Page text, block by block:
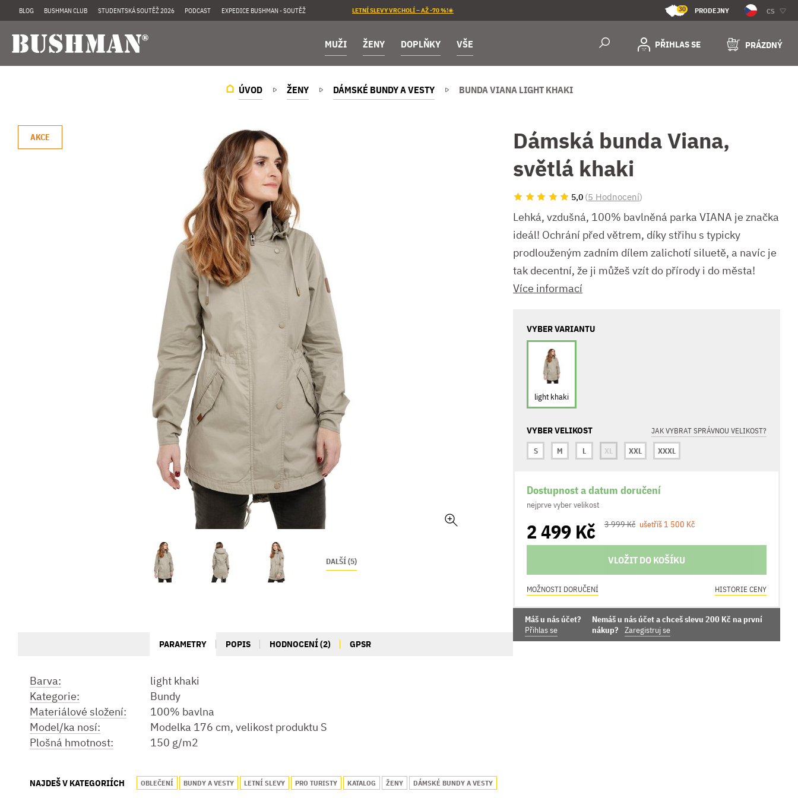
BLOG BUSHMAN CLUB STUDENTSKÁ SOUTĚŽ 2026 PODCAST EXPEDICE BUSHMAN - SOUTĚŽ LETNÍ SLEVY VRCHOLÍ – AŽ -70 %!☀️ 30 PRODEJNY CS
MUŽI ŽENY DOPLŇKY VŠE PŘIHLAS SE PRÁZDNÝ
ÚVOD ŽENY DÁMSKÉ BUNDY A VESTY BUNDA VIANA LIGHT KHAKI
AKCE
DALŠÍ (5)
Dámská bunda Viana,
světlá khaki
5,0 (5 Hodnocení)
Lehká, vzdušná, 100% bavlněná parka VIANA je značka
ideál! Ochrání před větrem, díky střihu s typicky
prodlouženým zadním dílem zalichotí siluetě, a navíc je
tak decentní, že ji můžeš vzít do přírody i do města!
Více informací
VYBER VARIANTU
light khaki
VYBER VELIKOST
JAK VYBRAT SPRÁVNOU VELIKOST?
S
M L XL XXL XXXL
Dostupnost a datum doručení
nejprve vyber velikost
2 499 Kč 3 999 Kč ušetříš 1 500 Kč
VLOŽIT DO KOŠÍKU
MOŽNOSTI DORUČENÍ HISTORIE CENY
Máš u nás účet?
Přihlas se
Nemáš u nás účet a chceš slevu 200 Kč na první
nákup?
Zaregistruj se
PARAMETRY POPIS HODNOCENÍ (2) GPSR
Barva:
light khaki
Kategorie:
Bundy
Materiálové složení:
100% bavlna
Model/ka nosí:
Modelka 176 cm, velikost produktu S
Plošná hmotnost:
150 g/m2
NAJDEŠ V KATEGORIÍCH OBLEČENÍ BUNDY A VESTY LETNÍ SLEVY PRO TURISTY KATALOG ŽENY DÁMSKÉ BUNDY A VESTY